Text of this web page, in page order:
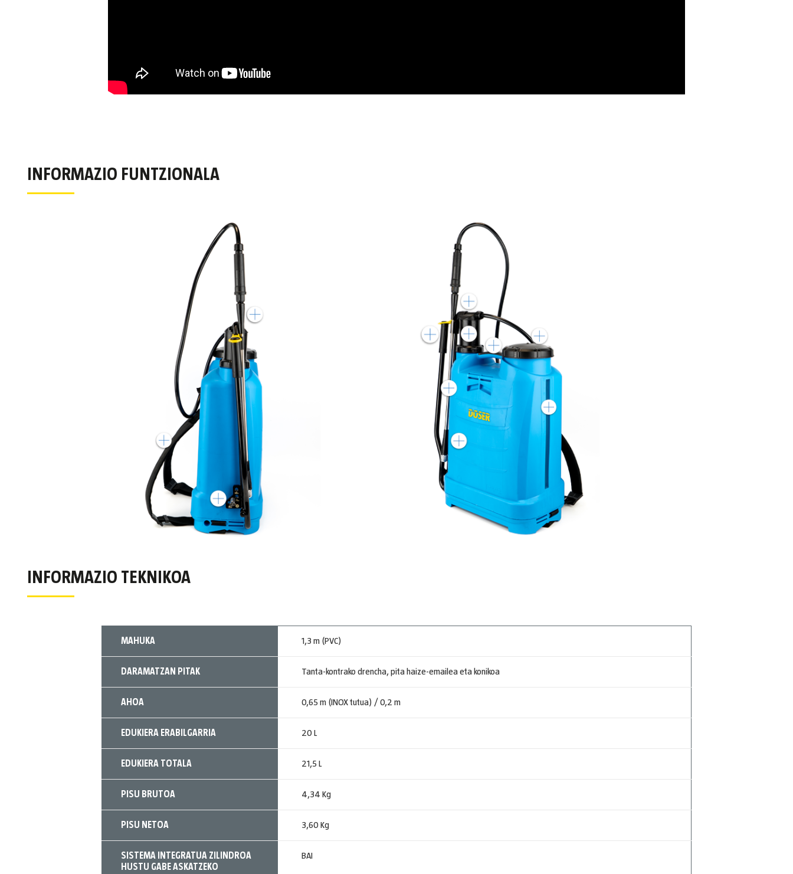
INFORMAZIO FUNTZIONALA
INFORMAZIO TEKNIKOA
MAHUKA 1,3 m (PVC)
DARAMATZAN PITAK Tanta-kontrako drencha, pita haize-emailea eta konikoa
AHOA 0,65 m (INOX tutua) / 0,2 m
EDUKIERA ERABILGARRIA 20 L
EDUKIERA TOTALA 21,5 L
PISU BRUTOA 4,34 Kg
PISU NETOA 3,60 Kg
SISTEMA INTEGRATUA ZILINDROA
HUSTU GABE ASKATZEKO
BAI